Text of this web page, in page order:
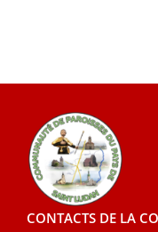
CONTACTS DE LA